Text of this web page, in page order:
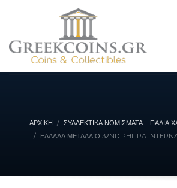
ΑΡΧΙΚΉ ΣΥΛΛΕΚΤΙΚΆ ΝΟΜΊΣΜΑΤΑ – ΠΑΛΙΆ
ΕΛΛΆΔΑ ΜΕΤΆΛΛΙΟ 32ND PHILPA